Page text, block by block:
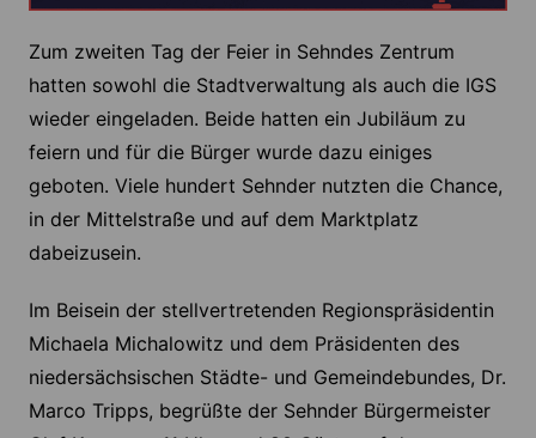
Zum zweiten Tag der Feier in Sehndes Zentrum
hatten sowohl die Stadtverwaltung als auch die IGS
wieder eingeladen. Beide hatten ein Jubiläum zu
feiern und für die Bürger wurde dazu einiges
geboten. Viele hundert Sehnder nutzten die Chance,
in der Mittelstraße und auf dem Marktplatz
dabeizusein.
Im Beisein der stellvertretenden Regionspräsidentin
Michaela Michalowitz und dem Präsidenten des
niedersächsischen Städte- und Gemeindebundes, Dr.
Marco Tripps, begrüßte der Sehnder Bürgermeister